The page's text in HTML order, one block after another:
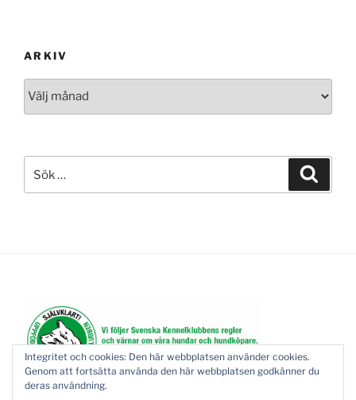
ARKIV
efter:
Integritet och cookies: Den här webbplatsen använder cookies.
Genom att fortsätta använda den här webbplatsen godkänner du
deras användning.